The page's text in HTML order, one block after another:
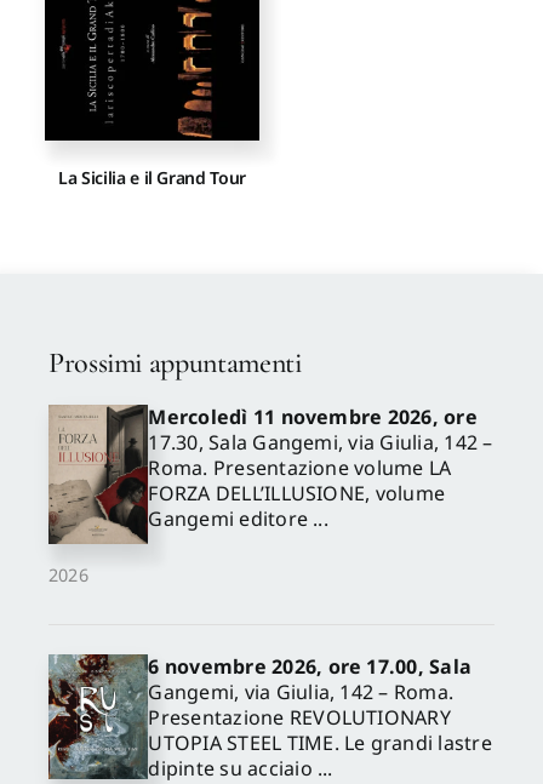
Proposte di pubblicazione
Gangemi Editore
La Sicilia e il Grand Tour
Prossimi appuntamenti
2026
Mercoledì 11 novembre 2026, ore
17.30, Sala Gangemi, via Giulia, 142 –
Roma. Presentazione volume LA
FORZA DELL’ILLUSIONE, volume
Gangemi editore ...
6 novembre 2026, ore 17.00, Sala
Gangemi, via Giulia, 142 – Roma.
Presentazione REVOLUTIONARY
UTOPIA STEEL TIME. Le grandi lastre
dipinte su acciaio ...